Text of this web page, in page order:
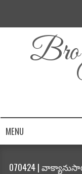
Bro
MENU
070424 |